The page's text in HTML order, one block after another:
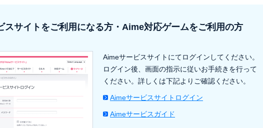
スサイトをご利用になる方・Aime対応ゲームをご利用の方
Aimeサービスサイトにてログインしてください。
ログイン後、画面の指示に従いお手続きを行って
ください。詳しくは下記よりご確認ください。
Aimeサービスサイトログイン
Aimeサービスガイド